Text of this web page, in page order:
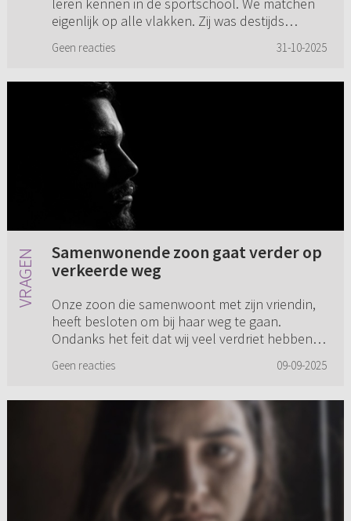
eigenlijk op alle vlakken. Zij was destijds
intimideerde en niet lie...
Geen reacties 31-10-2025
Samenwonende zoon gaat verder op
verkeerde weg
Onze zoon die samenwoont met zijn vriendin,
heeft besloten om bij haar weg te gaan.
Ondanks het feit dat wij veel verdriet hebben
altijd goed geweest met beid...
Geen reacties 09-09-2025